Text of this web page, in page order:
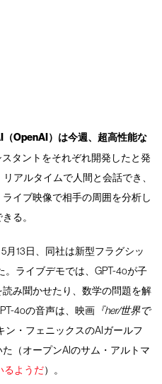
（OpenAI）は今週、超高性能な
タントをそれぞれ開発したと発
アルタイムで人間と会話でき、
イブ映像で相手の周囲を分析し
る。
月13日、同社は新型フラグシッ
。ライブデモでは、GPT-4oが子
み聞かせたり、数学の問題を解
4oの音声は、映画 『her/世界で
ン・フェニックスのAIガールフ
（オープンAIのサム・アルトマ
るようだ）。